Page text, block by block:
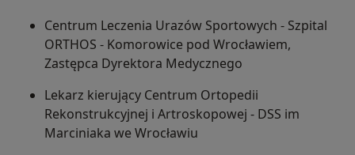
Centrum Leczenia Urazów Sportowych - Szpital
ORTHOS - Komorowice pod Wrocławiem,
Zastępca Dyrektora Medycznego
Lekarz kierujący Centrum Ortopedii
Rekonstrukcyjnej i Artroskopowej - DSS im
Marciniaka we Wrocławiu